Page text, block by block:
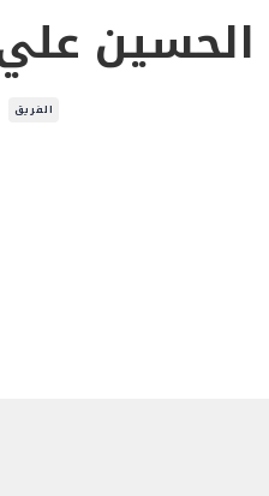
الحسين
الفريق